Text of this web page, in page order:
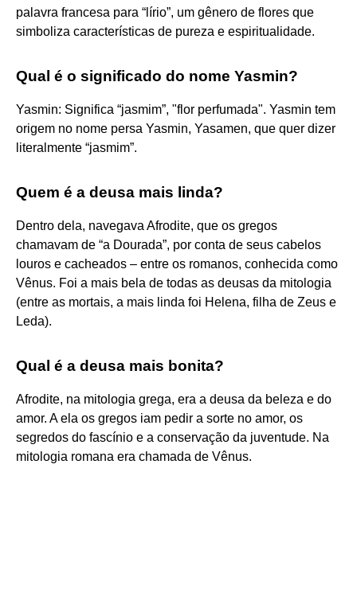
palavra francesa para “lírio”, um gênero de flores que
simboliza características de pureza e espiritualidade.
Qual é o significado do nome Yasmin?
Yasmin: Significa “jasmim”, "flor perfumada". Yasmin tem
origem no nome persa Yasmin, Yasamen, que quer dizer
literalmente “jasmim”.
Quem é a deusa mais linda?
Dentro dela, navegava Afrodite, que os gregos
chamavam de “a Dourada”, por conta de seus cabelos
louros e cacheados – entre os romanos, conhecida como
Vênus. Foi a mais bela de todas as deusas da mitologia
(entre as mortais, a mais linda foi Helena, filha de Zeus e
Leda).
Qual é a deusa mais bonita?
Afrodite, na mitologia grega, era a deusa da beleza e do
amor. A ela os gregos iam pedir a sorte no amor, os
segredos do fascínio e a conservação da juventude. Na
mitologia romana era chamada de Vênus.